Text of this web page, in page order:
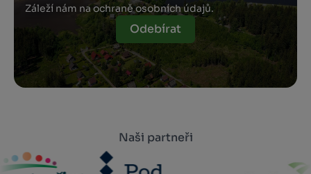
Záleží nám na ochraně osobních údajů.
Odebírat
Naši partneři